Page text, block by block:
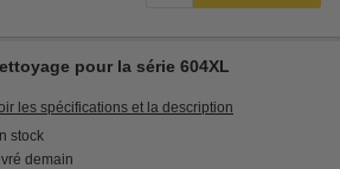
pour la série 604XL
les spécifications et la description
stock
demain